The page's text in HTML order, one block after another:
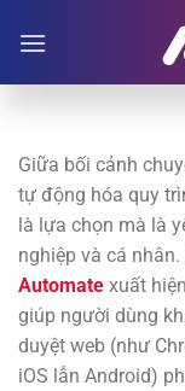
Giữa bối cảnh
tự động hóa quy
là lựa chọn mà là
nghiệp và cá
Automate xuất
giúp người dùng
duyệt web (như
iOS lẫn Android)